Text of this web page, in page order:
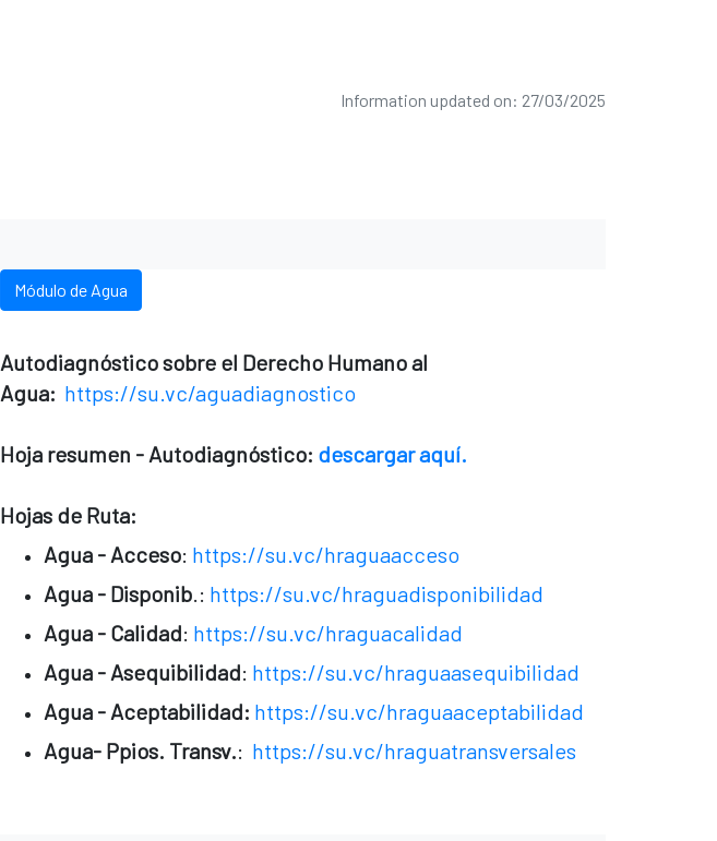
Information updated on: 27/03/2025
Módulo de Agua
Autodiagnóstico sobre el Derecho Humano al
Agua: https://su.vc/aguadiagnostico
Hoja resumen - Autodiagnóstico: descargar aquí.
Hojas de Ruta:
Agua - Acceso: https://su.vc/hraguaacceso
Agua - Disponib .: https://su.vc/hraguadisponibilidad
Agua - Calidad: https://su.vc/hraguacalidad
Agua - Asequibilidad: https://su.vc/hraguaasequibilidad
Agua - Aceptabilidad: https://su.vc/hraguaaceptabilidad
Agua- Ppios. Transv.: https://su.vc/hraguatransversales